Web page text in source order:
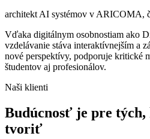
architekt AI systémov v ARICOMA,
Vďaka digitálnym osobnostiam ako
vzdelávanie stáva interaktívnejším a
nové perspektívy, podporuje kritické
študentov aj profesionálov.
Naši klienti
Budúcnosť je pre
tvoriť